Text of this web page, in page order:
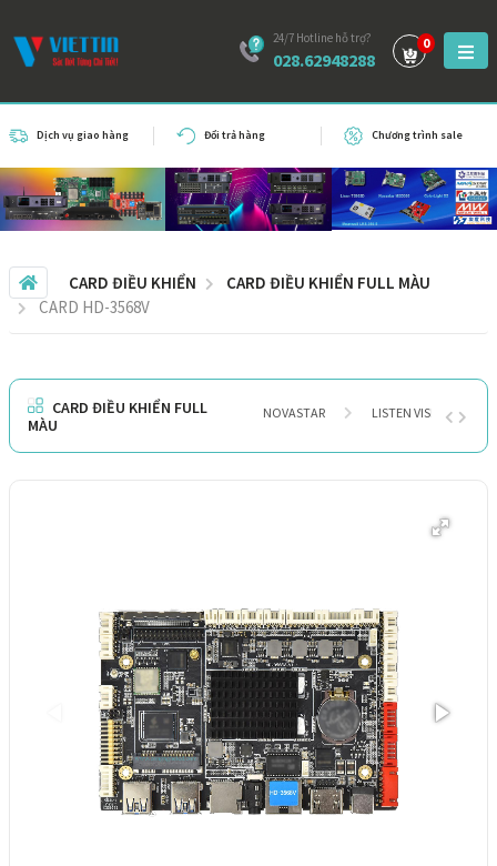
24/7 Hotline hỗ trợ?
028.62948288
0
Dịch vụ giao hàng Đổi trả hàng Chương trình sale
CARD ĐIỀU KHIỂN
CARD ĐIỀU KHIỂN FULL MÀU
CARD HD-3568V
CARD ĐIỀU KHIỂN FULL
MÀU
NOVASTAR LISTEN VISION